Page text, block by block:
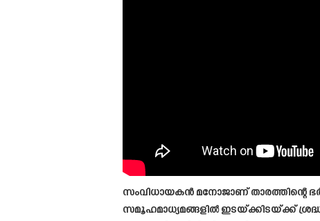
സംവിധായകൻ മനോജാണ് താരത്തിന്റെ
സമൂഹമാധ്യമങ്ങളിൽ ഇടയ്ക്കിടയ്ക്ക്